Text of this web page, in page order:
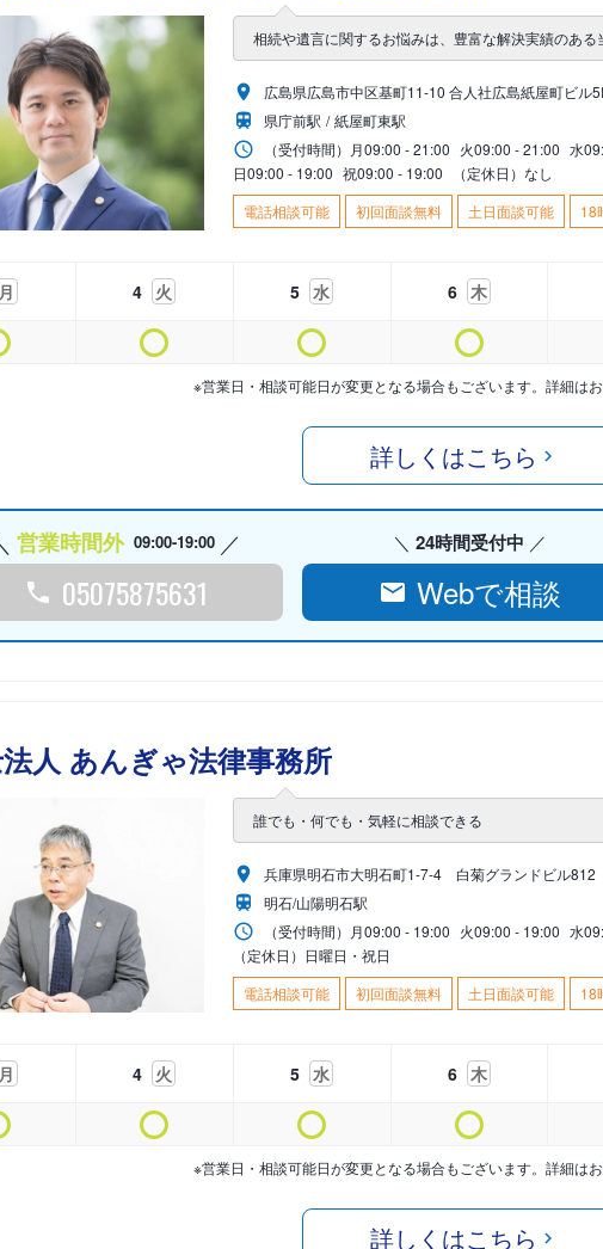
相続や遺言に関するお悩みは、豊富な解決実績のある
広島県広島市中区基町11-10 合人社広島紙屋町ビル
県庁前駅
紙屋町東駅
（受付時間） 月09:00 - 21:00 火09:00 - 21:00 水
日09:00 - 19:00 祝09:00 - 19:00
（定休日）なし
電話相談可能
初回面談無料 土日面談可能 18
月 4 火 5 水 6 木
※営業日・相談可能日が変更となる場合もございます。詳細はお
詳しくはこちら
営業時間外 09:00-19:00
05075875631
24時間受付中
Webで相談
人 あんぎゃ法律事務所
誰でも・何でも・気軽に相談できる
兵庫県明石市大明石町1-7-4 白菊グランドビル812
明石/山陽明石駅
（受付時間） 月09:00 - 19:00 火09:00 - 19:00 水
（定休日）日曜日・祝日
電話相談可能
初回面談無料 土日面談可能 18
月 4 火 5 水 6 木
※営業日・相談可能日が変更となる場合もございます。詳細はお
詳しくはこちら